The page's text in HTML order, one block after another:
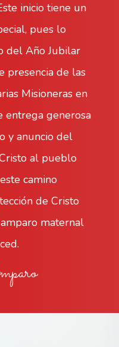
inicio tiene un
pues lo
del Año Jubilar
presencia de las
Misioneras en
entrega generosa
y anuncio del
al pueblo
camino
de Cristo
maternal